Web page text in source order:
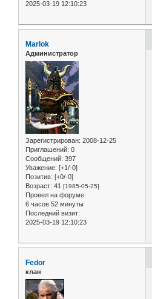
2025-03-19 12:10:23
Marlok
Администратор
Зарегистрирован: 2008-12-25
Приглашений: 0
Сообщений: 397
Уважение: [+1/-0]
Позитив: [+0/-0]
Возраст: 41 [1985-05-25]
Провел на форуме:
6 часов 52 минуты
Последний визит:
2025-03-19 12:10:23
Fedor
клан